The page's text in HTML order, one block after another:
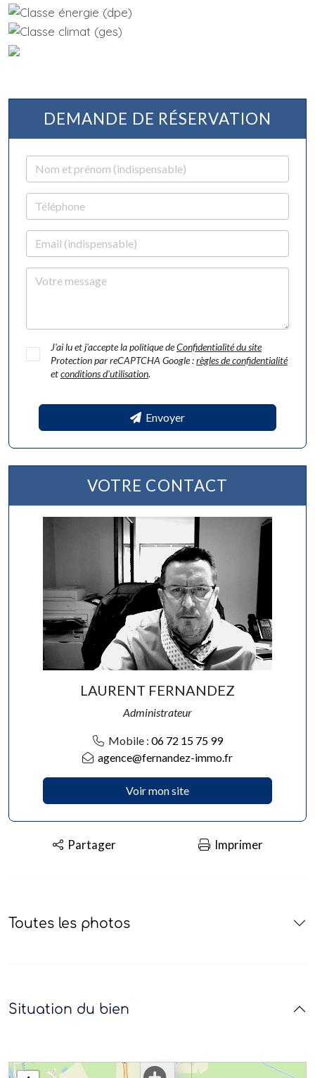
DEMANDE DE RÉSERVATION
Nom et prénom
Téléphone
Email
Votre message
J'ai lu et j'accepte la politique deConfidentialité du site
Protection par reCAPTCHA Google :règles de confidentialité
etconditions d'utilisation.
Envoyer
VOTRE CONTACT
LAURENT FERNANDEZ
Administrateur
Mobile : 06 72 15 75 99
agence@fernandez-immo.fr
Voir mon site
Partager Imprimer
Toutes les photos
Situation du bien